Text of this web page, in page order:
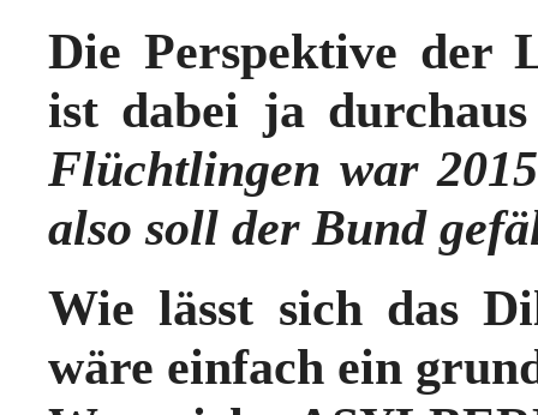
Die Perspektive der
ist dabei ja
Flüchtlingen war
also soll der Bund
Wie lässt sich das
wäre einfach ein